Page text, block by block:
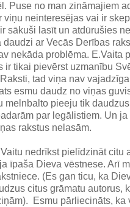
Puse no man zināmajiem
viņu neinteresējas vai ir
sākuši lasīt un atdūrušies
ar Vecās Derības
nekāda problēma. E.Vaita
ir tikai pievērst uzmanību
tad viņa nav
esmu daudz no viņas
melnbalto pieeju tik
par legālistiem. Un ja
rakstus nelasām.
nedrīkst pielīdzināt citu
īpaša Dieva vēstnese. Arī
(Es gan ticu, ka
citus grāmatu autorus,
Esmu pārliecināts, ka